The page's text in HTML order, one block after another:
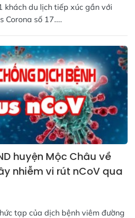
khách du lịch tiếp xúc gần với
Corona số 17....
huyện Mộc Châu về
nhiễm vi rút nCoV qua
tạp của dịch bệnh viêm đường